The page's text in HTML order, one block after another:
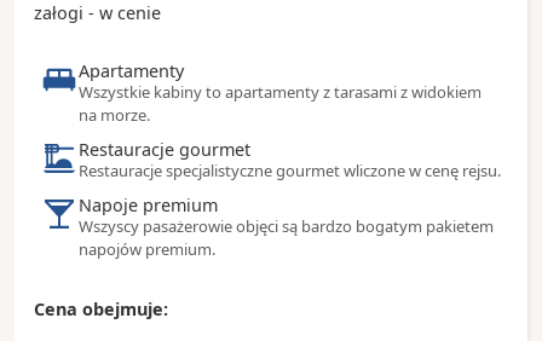
załogi - w cenie
Apartamenty
Wszystkie kabiny to apartamenty z tarasami z widokiem
na morze.
Restauracje gourmet
Restauracje specjalistyczne gourmet wliczone w cenę rejsu.
Napoje premium
Wszyscy pasażerowie objęci są bardzo bogatym pakietem
napojów premium.
Cena obejmuje: